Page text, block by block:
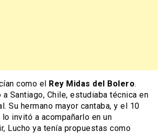
como el Rey Midas del Bolero.
a Santiago, Chile, estudiaba técnica en
Su hermano mayor cantaba, y el 10
invitó a acompañarlo en un
Lucho ya tenía propuestas como